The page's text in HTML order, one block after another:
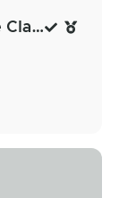
GET IN FOCUS! Fotografie Claudia Spachmüller